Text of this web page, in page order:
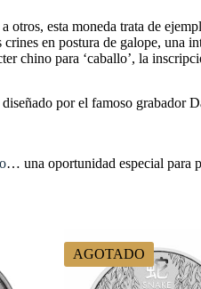
esta moneda trata de
en postura de galope,
chino para ‘caballo’, la
por el famoso
… una oportunidad especial para
AGOTADO